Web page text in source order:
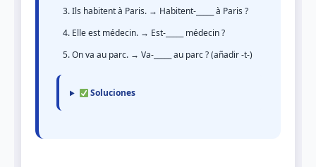
Ils habitent à Paris. → Habitent-_____ à Paris ?
Elle est médecin. → Est-_____ médecin ?
On va au parc. → Va-_____ au parc ? (añadir -t-)
Soluciones